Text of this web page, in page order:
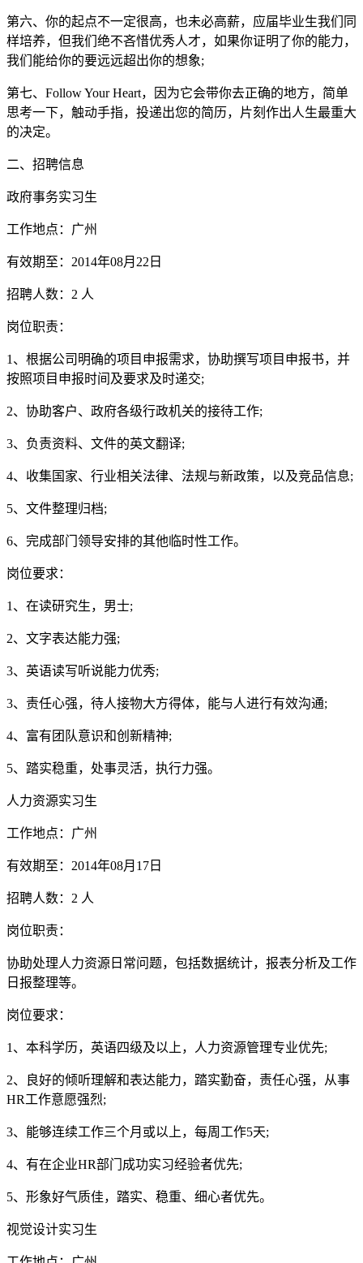
第六、你的起点不一定很高，也未必高薪，应届毕业生我们同
样培养，但我们绝不吝惜优秀人才，如果你证明了你的能力，
我们能给你的要远远超出你的想象;
第七、Follow Your Heart，因为它会带你去正确的地方，简单
思考一下，触动手指，投递出您的简历，片刻作出人生最重大
的决定。
二、招聘信息
政府事务实习生
工作地点：广州
有效期至：2014年08月22日
招聘人数：2 人
岗位职责：
1、根据公司明确的项目申报需求，协助撰写项目申报书，并
按照项目申报时间及要求及时递交;
2、协助客户、政府各级行政机关的接待工作;
3、负责资料、文件的英文翻译;
4、收集国家、行业相关法律、法规与新政策，以及竞品信息;
5、文件整理归档;
6、完成部门领导安排的其他临时性工作。
岗位要求：
1、在读研究生，男士;
2、文字表达能力强;
3、英语读写听说能力优秀;
3、责任心强，待人接物大方得体，能与人进行有效沟通;
4、富有团队意识和创新精神;
5、踏实稳重，处事灵活，执行力强。
人力资源实习生
工作地点：广州
有效期至：2014年08月17日
招聘人数：2 人
岗位职责：
协助处理人力资源日常问题，包括数据统计，报表分析及工作
日报整理等。
岗位要求：
1、本科学历，英语四级及以上，人力资源管理专业优先;
2、良好的倾听理解和表达能力，踏实勤奋，责任心强，从事
HR工作意愿强烈;
3、能够连续工作三个月或以上，每周工作5天;
4、有在企业HR部门成功实习经验者优先;
5、形象好气质佳，踏实、稳重、细心者优先。
视觉设计实习生